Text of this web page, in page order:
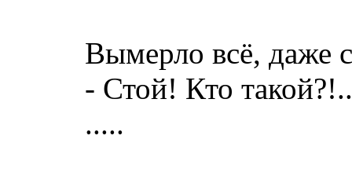
Вымерло всё, даже
- Стой! Кто
.....